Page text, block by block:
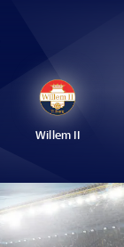
Willem II